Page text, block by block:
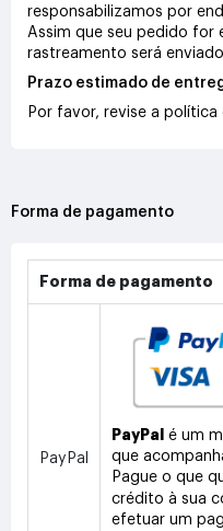
responsabilizamos por
Assim que seu pedido for
rastreamento será
Prazo estimado de
Por favor, revise a
Forma de pagamento
Forma de pagamento
PayPal
PayPal
é um
que
Pague o que
crédito à sua
efetuar um